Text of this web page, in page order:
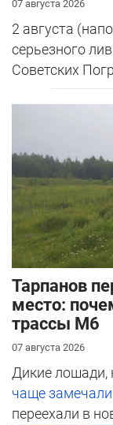
07 августа 2026
2 августа
серьезного
Советских
Тарпанов
место:
трассы М6
07 августа 2026
Дикие лошади,
чаще замечали
переехали в